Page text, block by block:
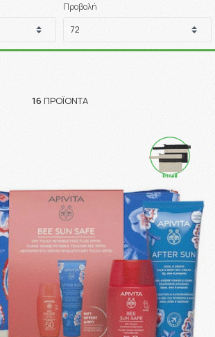
Προβολή
16 ΠΡΟΪΌΝΤΑ